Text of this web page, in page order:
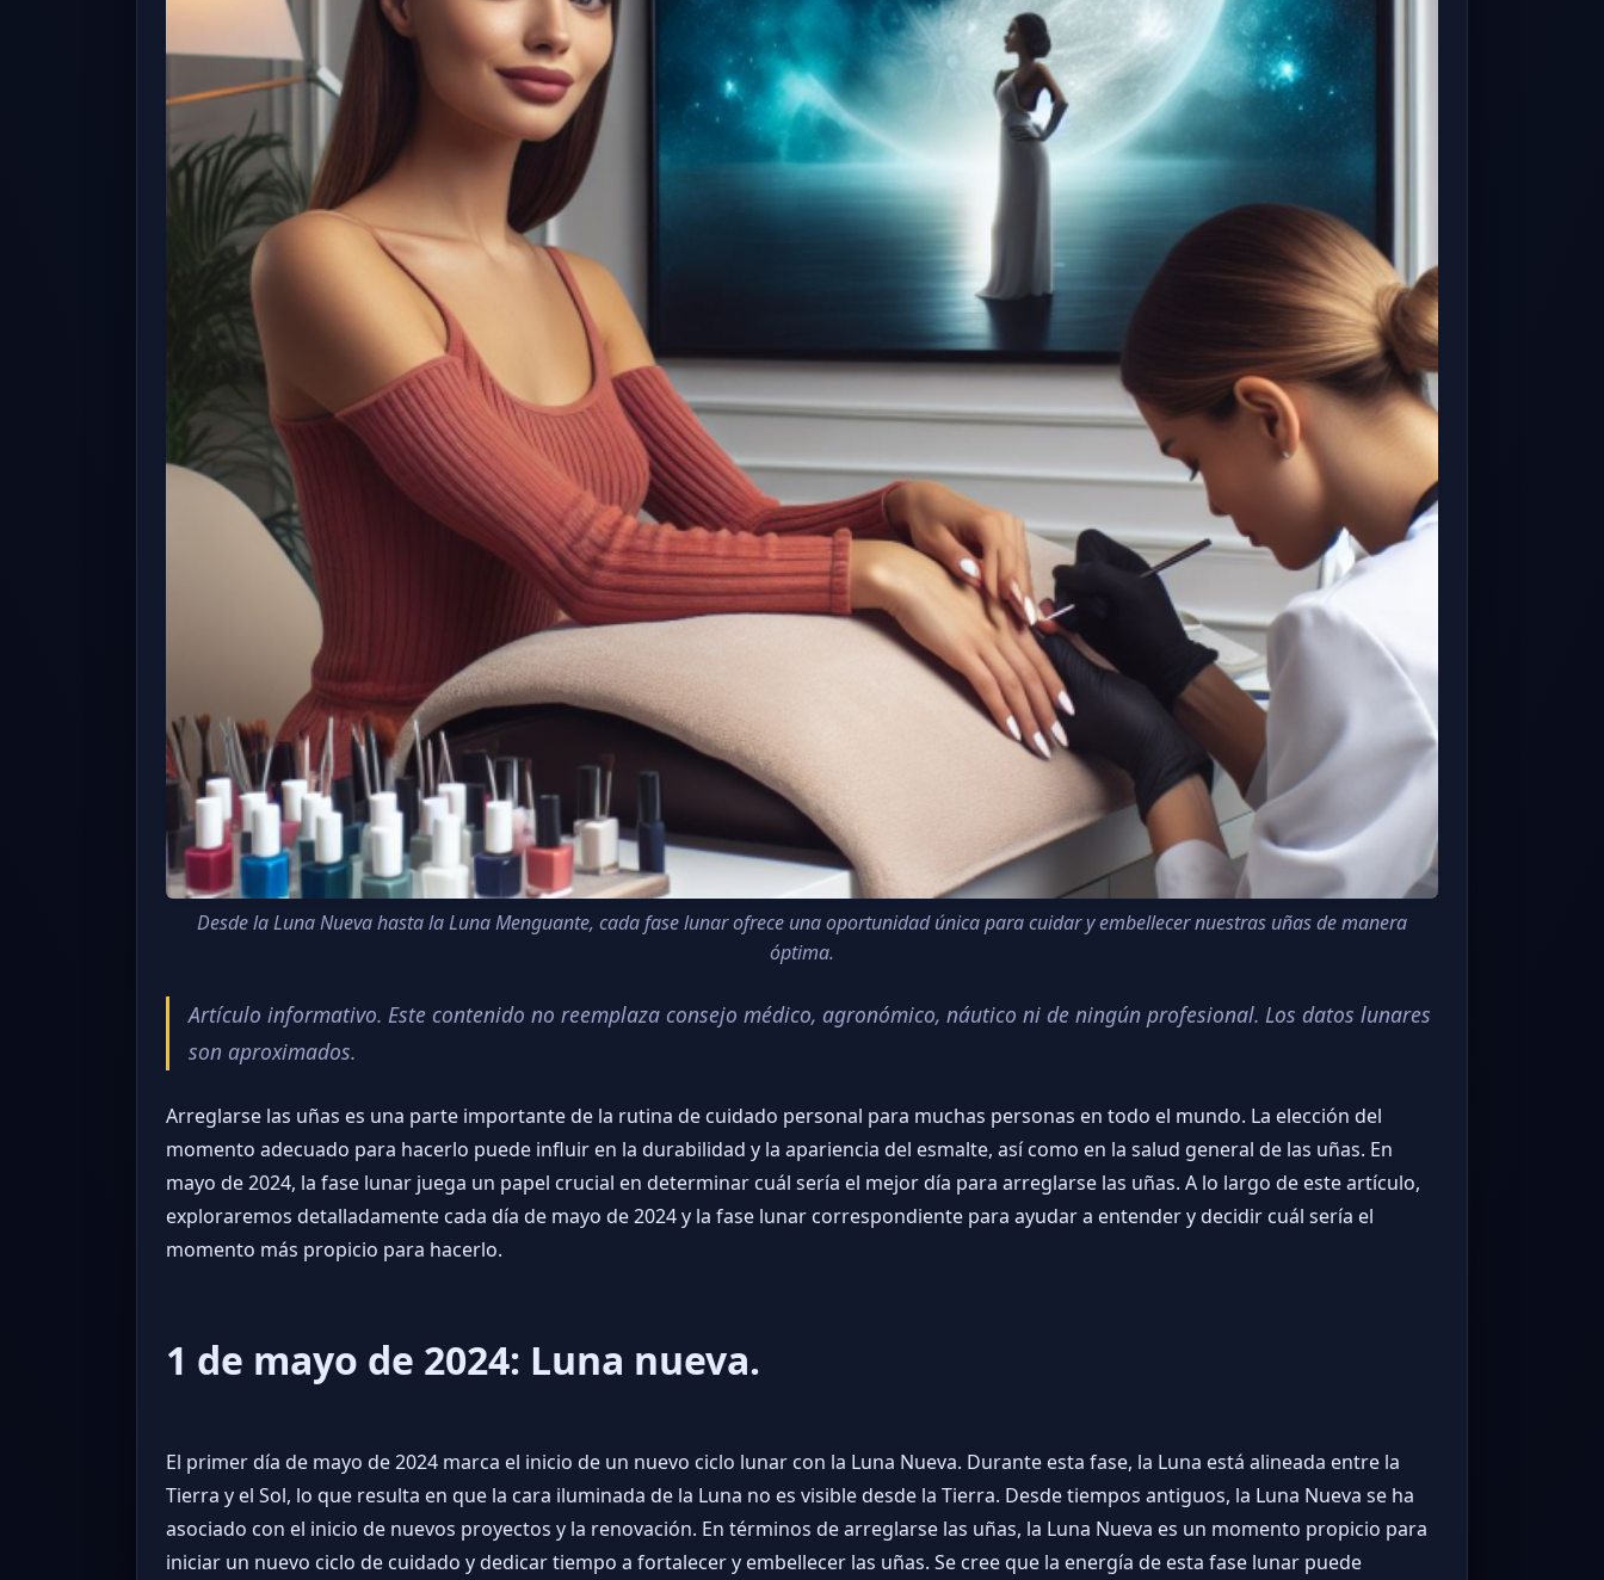
Desde la Luna Nueva hasta la Luna Menguante, cada fase lunar ofrece una oportunidad única para cuidar y embellecer nuestras uñas de manera
óptima.
Artículo informativo. Este contenido no reemplaza consejo médico, agronómico, náutico ni de ningún profesional. Los datos lunares
son aproximados.
Arreglarse las uñas es una parte importante de la rutina de cuidado personal para muchas personas en todo el mundo. La elección del
momento adecuado para hacerlo puede influir en la durabilidad y la apariencia del esmalte, así como en la salud general de las uñas. En
mayo de 2024, la fase lunar juega un papel crucial en determinar cuál sería el mejor día para arreglarse las uñas. A lo largo de este artículo,
exploraremos detalladamente cada día de mayo de 2024 y la fase lunar correspondiente para ayudar a entender y decidir cuál sería el
momento más propicio para hacerlo.
1 de mayo de 2024: Luna nueva.
El primer día de mayo de 2024 marca el inicio de un nuevo ciclo lunar con la Luna Nueva. Durante esta fase, la Luna está alineada entre la
Tierra y el Sol, lo que resulta en que la cara iluminada de la Luna no es visible desde la Tierra. Desde tiempos antiguos, la Luna Nueva se ha
asociado con el inicio de nuevos proyectos y la renovación. En términos de arreglarse las uñas, la Luna Nueva es un momento propicio para
iniciar un nuevo ciclo de cuidado y dedicar tiempo a fortalecer y embellecer las uñas. Se cree que la energía de esta fase lunar puede